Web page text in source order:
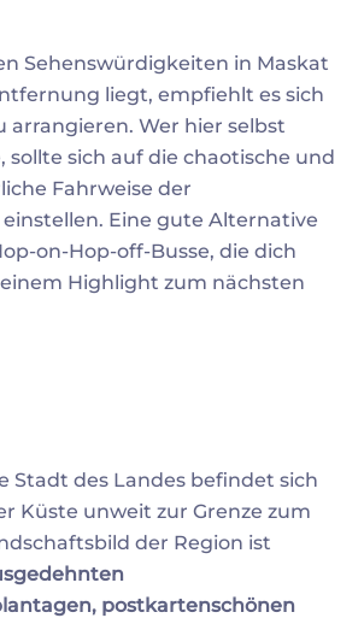
Sehenswürdigkeiten in Maskat
liegt, empfiehlt es sich
arrangieren. Wer hier selbst
sollte sich auf die chaotische und
Fahrweise der
Eine gute Alternative
on-Hop-off-Busse, die dich
Highlight zum nächsten
Stadt des Landes befindet sich
Küste unweit zur Grenze zum
der Region ist
postkartenschönen